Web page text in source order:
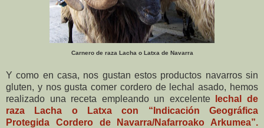
Carnero de raza Lacha o Latxa de Navarra
Y como en casa, nos gustan estos productos navarros sin
gluten, y nos gusta comer cordero de lechal asado, hemos
realizado una receta empleando un excelente
lechal de
raza Lacha o Latxa con “Indicación Geográfica
Protegida Cordero de Navarra/Nafarroako Arkumea”.